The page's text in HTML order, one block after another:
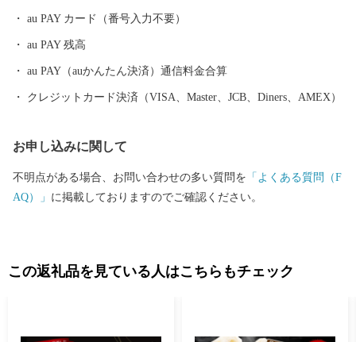
で先進的な統治がおこなわれていました。また、江戸時代屈指の
ます。 明治以降も教育・福祉の気風は残り、日本最初の孤児院を
設立し３千人を超える孤児を救済した石井十次、徳川将軍や明治
天皇の教師役を務めた秋月種樹公を始め、司法の世界で活躍した
た。
au PAY カード（番号入力不要）
au PAY 残高
au PAY（auかんたん決済）通信料金合算
クレジットカード決済（VISA、Master、JCB、Diners、AMEX）
お申し込みに関して
不明点がある場合、お問い合わせの多い質問を 「よくある質問（F
AQ）」 に掲載しておりますのでご確認ください。
この返礼品を見ている人はこちらもチェック